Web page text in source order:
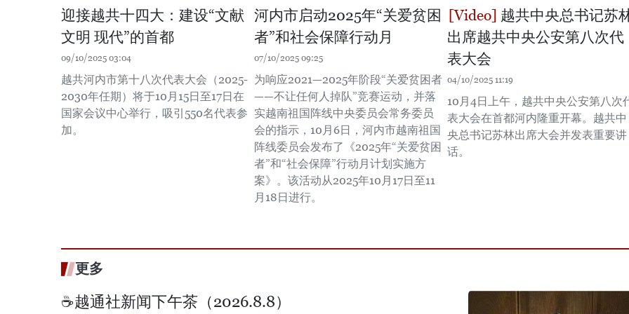
迎接越共十四大：建设“文献
文明 现代”的首都
09/10/2025 03:04
越共河内市第十八次代表大会（2025-
2030年任期）将于10月15日至17日在
国家会议中心举行，吸引550名代表参
加。
河内市启动2025年“关爱贫困
者”和社会保障行动月
07/10/2025 09:25
为响应2021—2025年阶段“关爱贫困者
——不让任何人掉队”竞赛运动，并落
实越南祖国阵线中央委员会常务委员
会的指示，10月6日，河内市越南祖国
阵线委员会发布了《2025年“关爱贫困
者”和“社会保障”行动月计划实施方
案》。该活动从2025年10月17日至11
月18日进行。
越共中央总书记苏
出席越共中央公安第八次代
表大会
04/10/2025 11:19
10月4日上午，越共中央公安第八次
表大会在首都河内隆重开幕。越共中
央总书记苏林出席大会并发表重要讲
话。
更多
☕️越通社新闻下午茶（2026.8.8）